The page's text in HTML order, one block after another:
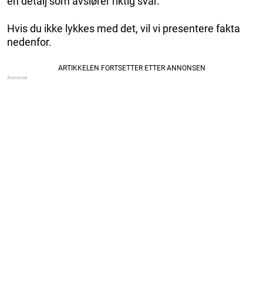
Hvis du ikke lykkes med det, vil vi presentere fakta
nedenfor.